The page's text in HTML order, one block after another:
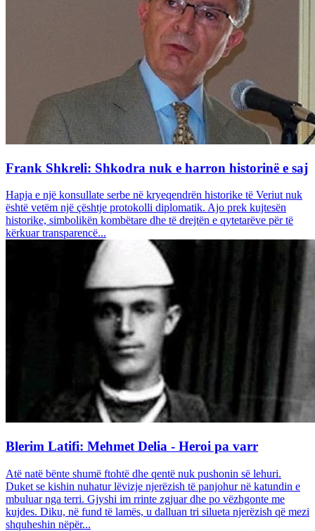
Frank Shkreli: Shkodra nuk e harron historinë e saj
Hapja e një konsullate serbe në kryeqendrën historike të Veriut nuk
është vetëm një çështje protokolli diplomatik. Ajo prek kujtesën
historike, simbolikën kombëtare dhe të drejtën e qytetarëve për të
kërkuar transparencë...
Blerim Latifi: Mehmet Delia - Heroi pa varr
Atë natë bënte shumë ftohtë dhe qentë nuk pushonin së lehuri.
Duket se kishin nuhatur lëvizje njerëzish të panjohur në katundin e
mbuluar nga terri. Gjyshi im rrinte zgjuar dhe po vëzhgonte me
kujdes. Diku, në fund të lamës, u dalluan tri silueta njerëzish që mezi
shquheshin nëpër...